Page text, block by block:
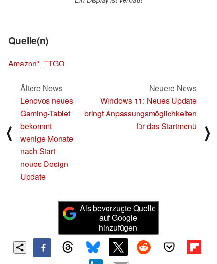
Quelle(n)
Amazon , TTGO
⟨
Ältere News
Lenovos neues
Gaming-Tablet
bekommt
wenige Monate
nach Start
neues Design-
Update
Neuere News
Windows 11: Neues Update
bringt Anpassungsmöglichkeiten
für das Startmenü
⟩
Als bevorzugte Quelle
auf Google
hinzufügen